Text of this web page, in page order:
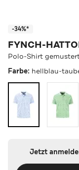
-34%*
FYNCH-
Polo-Shirt
Farbe: hellblau-
Jetzt